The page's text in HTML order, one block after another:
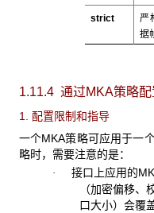
strict
严
据
1.11.4 通过MKA策略
1. 配置限制和指导
一个MKA策略可应用于一
略时，需要注意的是：
· 接口上应用的
（加密偏移、
口大小）会覆